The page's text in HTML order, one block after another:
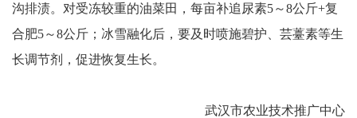
沟排渍。对受冻较重的油菜田，每亩补追尿素5～8公斤+复
合肥5～8公斤；冰雪融化后，要及时喷施碧护、芸薹素等生
长调节剂，促进恢复生长。
武汉市农业技术推广中心